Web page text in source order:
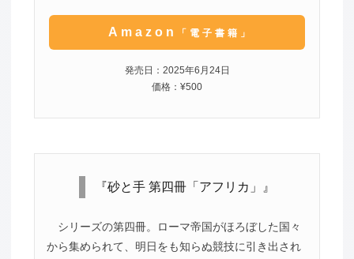
Amazon 「電子書籍」
発売日：2025年6月24日
価格：¥500
『砂と手 第四冊「アフリカ」』
シリーズの第四冊。ローマ帝国がほろぼした国々
から集められて、明日をも知らぬ競技に引き出され